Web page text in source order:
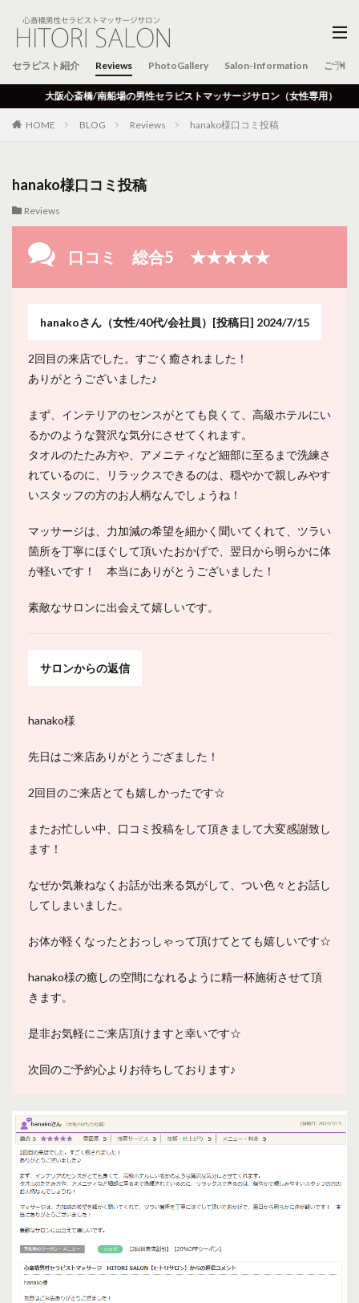
セラピスト紹介 Reviews PhotoGallery Salon-Information ご予約
大阪心斎橋/南船場の男性セラピストマッサージサロン（女性専用）
HOME BLOG Reviews hanako様口コミ投稿
hanako様口コミ投稿
Reviews
口コミ 総合5 ★★★★★
hanakoさん （女性/40代/会社員） [投稿日] 2024/7/15
2回目の来店でした。すごく癒されました！
ありがとうございました♪
まず、インテリアのセンスがとても良くて、高級ホテルにい
るかのような贅沢な気分にさせてくれます。
タオルのたたみ方や、アメニティなど細部に至るまで洗練さ
れているのに、リラックスできるのは、穏やかで親しみやす
いスタッフの方のお人柄なんでしょうね！
マッサージは、力加減の希望を細かく聞いてくれて、ツラい
箇所を丁寧にほぐして頂いたおかげで、翌日から明らかに体
が軽いです！ 本当にありがとうございました！
素敵なサロンに出会えて嬉しいです。
サロンからの返信
hanako様
先日はご来店ありがとうござました！
2回目のご来店とても嬉しかったです☆
またお忙しい中、口コミ投稿をして頂きまして大変感謝致し
ます！
なぜか気兼ねなくお話が出来る気がして、つい色々とお話し
してしまいました。
お体が軽くなったとおっしゃって頂けてとても嬉しいです☆
hanako様の癒しの空間になれるように精一杯施術させて頂
きます。
是非お気軽にご来店頂けますと幸いです☆
次回のご予約心よりお待ちしております♪